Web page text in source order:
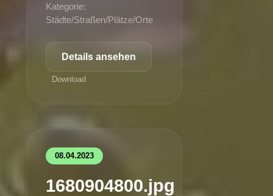
Kategorie:
Städte/Straßen/Plätze/Orte
Details ansehen
Download
08.04.2023
1680904800.jpg